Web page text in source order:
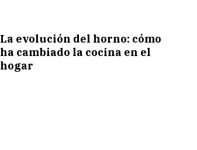
La evolución del horno: cómo
ha cambiado la cocina en el
hogar